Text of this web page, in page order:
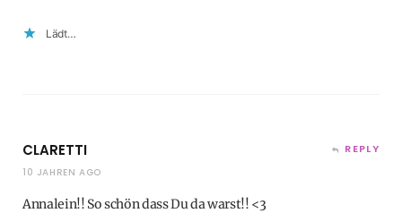
Lädt…
CLARETTI
10 JAHREN AGO
REPLY
Annalein!! So schön dass Du da warst!! <3